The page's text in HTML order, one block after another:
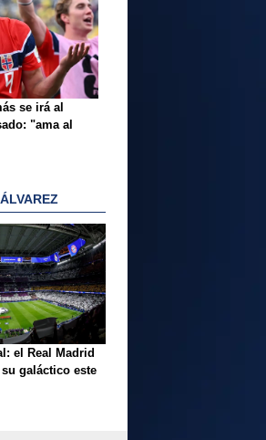
se irá al
"ama al
el Real Madrid
galáctico este